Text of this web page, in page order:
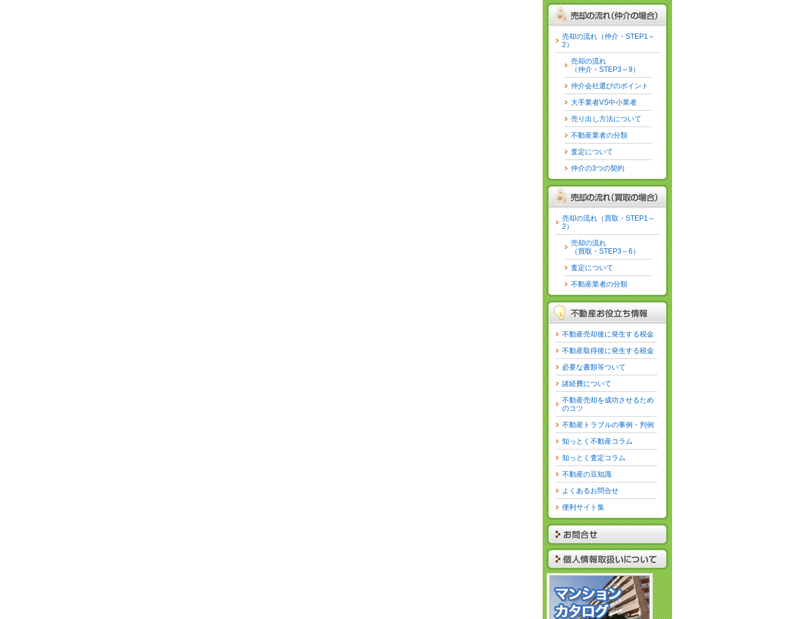
売却の流れ（仲介・STEP1～
2）
売却の流れ
（仲介・STEP3～9）
仲介会社選びのポイント
大手業者VS中小業者
売り出し方法について
不動産業者の分類
査定について
仲介の3つの契約
売却の流れ（買取・STEP1～
2）
売却の流れ
（買取・STEP3～6）
査定について
不動産業者の分類
不動産売却後に発生する税金
不動産取得後に発生する税金
必要な書類等ついて
諸経費について
不動産売却を成功させるため
のコツ
不動産トラブルの事例・判例
知っとく不動産コラム
知っとく査定コラム
不動産の豆知識
よくあるお問合せ
便利サイト集